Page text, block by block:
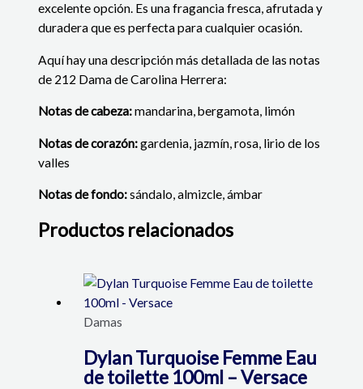
excelente opción. Es una fragancia fresca, afrutada y
duradera que es perfecta para cualquier ocasión.
Aquí hay una descripción más detallada de las notas
de 212 Dama de Carolina Herrera:
Notas de cabeza:mandarina, bergamota, limón
Notas de corazón:gardenia, jazmín, rosa, lirio de los
valles
Notas de fondo:sándalo,almizcle,ámbar
Productos relacionados
Damas
Dylan Turquoise Femme Eau
de toilette 100ml – Versace